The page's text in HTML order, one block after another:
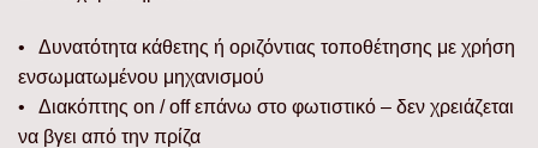
• Δυνατότητα κάθετης ή οριζόντιας τοποθέτησης με χρήση
ενσωματωμένου μηχανισμού
• Διακόπτης on / off επάνω στο φωτιστικό – δεν χρειάζεται
να βγει από την πρίζα